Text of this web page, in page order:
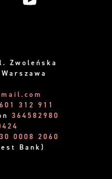
Zwoleńska
601 312 911
364582980
0008 2060
Bank)